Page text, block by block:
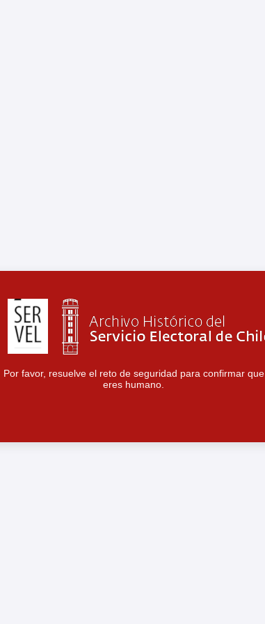
Por favor, resuelve el reto de seguridad para confirmar que
eres humano.